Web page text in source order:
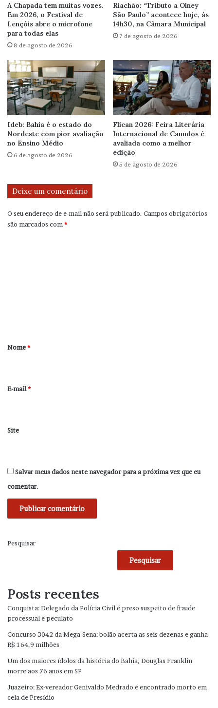
A Chapada tem muitas vozes.
Em 2026, o Festival de
Lençóis abre o microfone
para todas elas
8 de agosto de 2026
Riachão: “Tributo a Olney
São Paulo” acontece hoje, às
14h30, na Câmara Municipal
7 de agosto de 2026
Ideb: Bahia é o estado do
Nordeste com pior avaliação
no Ensino Médio
6 de agosto de 2026
Flican 2026: Feira Literária
Internacional de Canudos é
avaliada como a melhor
edição
5 de agosto de 2026
Deixe um comentário
O seu endereço de e-mail não será publicado. Campos obrigatórios
são marcados com*
r
*
Nome*
E-mail*
Site
Salvar meus dados neste navegador para a próxima vez que eu
comentar.
Pesquisar
Pesquisar
Posts recentes
Conquista: Delegado da Polícia Civil é preso suspeito de fraude
processual e peculato
Concurso 3042 da Mega-Sena: bolão acerta as seis dezenas e ganha
R$ 164,9 milhões
Um dos maiores ídolos da história do Bahia, Douglas Franklin
morre aos 76 anos em SP
Juazeiro: Ex-vereador Genivaldo Medrado é encontrado morto em
cela de Presídio